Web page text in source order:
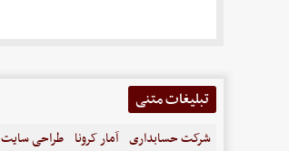
تبلیغات متنی
شرکت حسابداری آمار کرونا طراحی سایت